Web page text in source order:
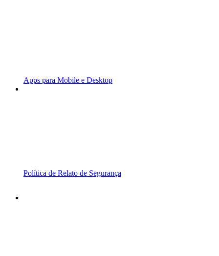
Apps para Mobile e Desktop
Política de Relato de Segurança